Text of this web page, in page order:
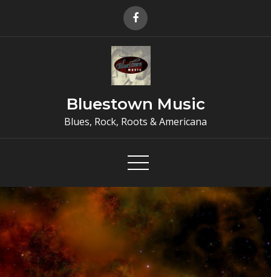
Bluestown Music
Blues, Rock, Roots & Americana